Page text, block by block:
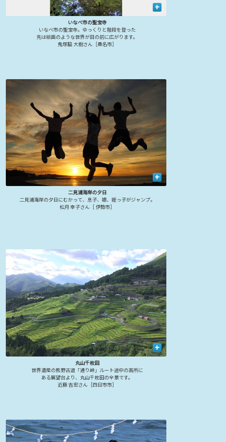
+
いなべ市の聖宝寺
いなべ市の聖宝寺。ゆっくりと階段を登った
先は絵画のような世界が目の前に広がります。
鬼塚脇 大樹さん［桑名市］
+
二見浦海岸の夕日
二見浦海岸の夕日にむかって、息子、娘、姪っ子がジャンプ。
松月 幸子さん［ 伊勢市］
+
丸山千枚田
世界遺産の熊野古道「通り峠」ルート途中の高所に
ある展望台より、丸山千枚田の全景です。
近藤 吉宏さん［四日市市］